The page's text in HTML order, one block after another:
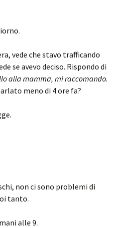
vede che stavo trafficando
se avevo deciso. Rispondo di
alla mamma, mi raccomando.
meno di 4 ore fa?
non ci sono problemi di
tanto.
alle 9.